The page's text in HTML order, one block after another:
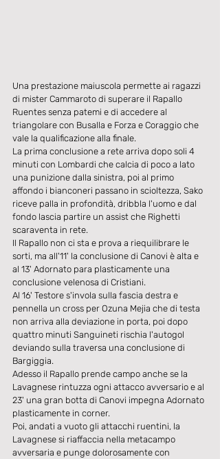
Una prestazione maiuscola permette ai ragazzi
di mister Cammaroto di superare il Rapallo
Ruentes senza patemi e di accedere al
triangolare con Busalla e Forza e Coraggio che
vale la qualificazione alla finale.
La prima conclusione a rete arriva dopo soli 4
minuti con Lombardi che calcia di poco a lato
una punizione dalla sinistra, poi al primo
affondo i bianconeri passano in scioltezza, Sako
riceve palla in profondità, dribbla l'uomo e dal
fondo lascia partire un assist che Righetti
scaraventa in rete.
Il Rapallo non ci sta e prova a riequilibrare le
sorti, ma all'11' la conclusione di Canovi è alta e
al 13' Adornato para plasticamente una
conclusione velenosa di Cristiani.
Al 16' Testore s'invola sulla fascia destra e
pennella un cross per Ozuna Mejia che di testa
non arriva alla deviazione in porta, poi dopo
quattro minuti Sanguineti rischia l'autogol
deviando sulla traversa una conclusione di
Bargiggia.
Adesso il Rapallo prende campo anche se la
Lavagnese rintuzza ogni attacco avversario e al
23' una gran botta di Canovi impegna Adornato
plasticamente in corner.
Poi, andati a vuoto gli attacchi ruentini, la
Lavagnese si riaffaccia nella metacampo
avversaria e punge dolorosamente con